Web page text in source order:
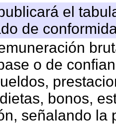
el
de
o de
bonos,
señalando la